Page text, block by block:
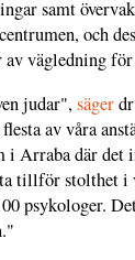
samt
och
vägledning
judar",säger
av våra
i Arraba där det
tillför stolthet i
psykologer.